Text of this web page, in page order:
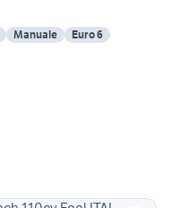
Manuale Euro 6